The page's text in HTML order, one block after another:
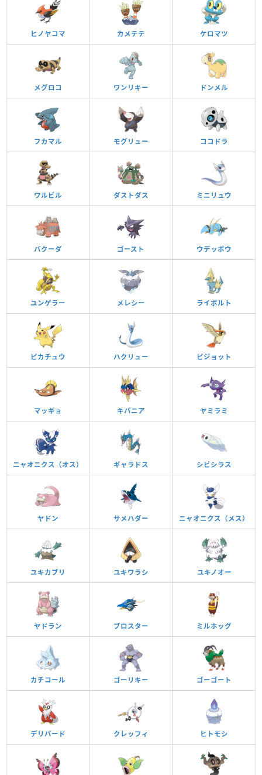
ヒノヤコマ カメテテ ケロマツ
メグロコ ワンリキー ドンメル
フカマル モグリュー ココドラ
ワルビル ダストダス ミニリュウ
バクーダ ゴースト ウデッポウ
ユンゲラー メレシー ライボルト
ピカチュウ ハクリュー ピジョット
マッギョ キバニア ヤミラミ
ニャオニクス（オス） ギャラドス シビシラス
ヤドン サメハダー ニャオニクス（メス）
ユキカブリ ユキワラシ ユキノオー
ヤドラン ブロスター ミルホッグ
カチコール ゴーリキー ゴーゴート
デリバード クレッフィ ヒトモシ